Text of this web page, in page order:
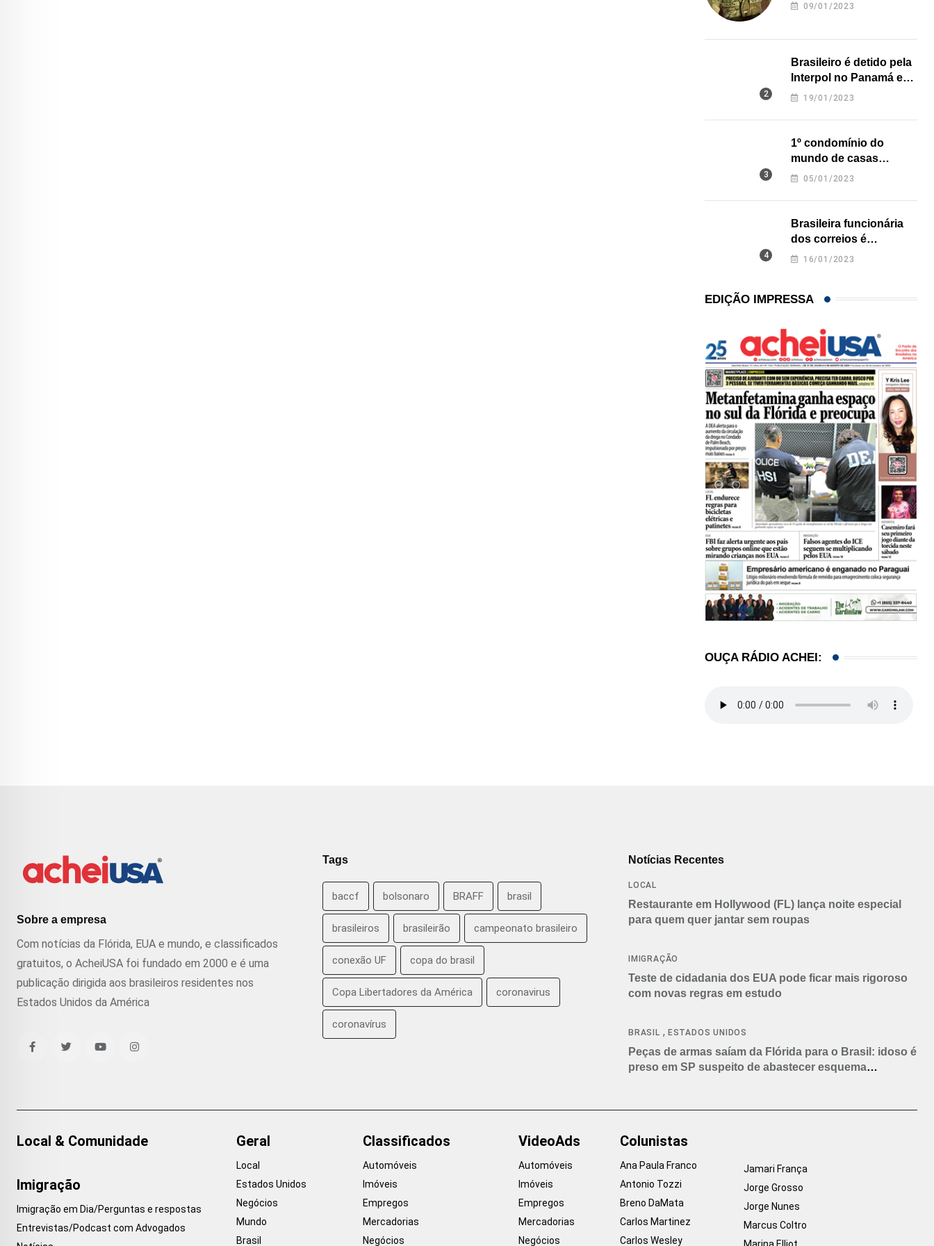
09/01/2023
Brasileiro é detido pela
Interpol no Panamá e
pode pegar prisão
19/01/2023
1º condomínio do
mundo de casas
impressas em 3D é
05/01/2023
Brasileira funcionária
dos correios é
assassinada a facadas
16/01/2023
EDIÇÃO IMPRESSA
OUÇA RÁDIO ACHEI:
Sobre a empresa
Com notícias da Flórida, EUA e mundo, e classificados
gratuitos, o AcheiUSA foi fundado em 2000 e é uma
publicação dirigida aos brasileiros residentes nos
Estados Unidos da América
Tags
baccf bolsonaro BRAFF brasil
brasileiros brasileirão campeonato brasileiro
conexão UF copa do brasil
Copa Libertadores da América coronavirus
coronavírus
Notícias Recentes
LOCAL
Restaurante em Hollywood (FL) lança noite especial
para quem quer jantar sem roupas
IMIGRAÇÃO
Teste de cidadania dos EUA pode ficar mais rigoroso
com novas regras em estudo
BRASIL , ESTADOS UNIDOS
Peças de armas saíam da Flórida para o Brasil: idoso é
preso em SP suspeito de abastecer esquema
Local & Comunidade
Imigração
Imigração em Dia/Perguntas e respostas
Entrevistas/Podcast com Advogados
Geral
Local
Estados Unidos
Negócios
Mundo
Brasil
Classificados
Automóveis
Imóveis
Empregos
Mercadorias
Negócios
VideoAds
Automóveis
Imóveis
Empregos
Mercadorias
Negócios
Colunistas
Ana Paula Franco
Antonio Tozzi
Breno DaMata
Carlos Martinez
Carlos Wesley
Jamari França
Jorge Grosso
Jorge Nunes
Marcus Coltro